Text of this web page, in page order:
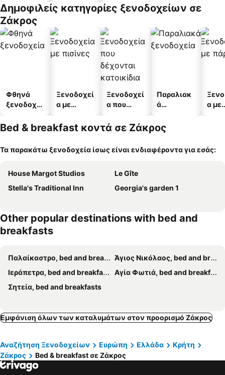
α
άτων
Δημοφιλείς κατηγορίες ξενοδοχείων σε
Ζάκρος
Φθηνά
ξενοδοχεί
Ξενοδοχεί
α με
Ξενοδοχεί
α που
κατοικίδι
α
Παραλιακ
ά
α
α με
Bed & breakfast κοντά σε Ζάκρος
Τα παρακάτω ξενοδοχεία ίσως είναι ενδιαφέροντα για εσάς:
House Margot Studios
Le Gîte
Stella's Traditional Inn
Georgia's garden 1
Other popular destinations with bed and
breakfasts
Παλαίκαστρο, bed and breakfasts
Άγιος Νικόλαος, bed and breakfasts
Ιεράπετρα, bed and breakfasts
Αγία Φωτιά, bed and breakfasts
Σητεία, bed and breakfasts
Εμφάνιση όλων των καταλυμάτων στον προορισμό Ζάκρος
Αναζήτηση Ξενοδοχείων Ευρώπη Ελλάδα
Κρήτη
Ζάκρος
Bed & breakfast σε Ζάκρος